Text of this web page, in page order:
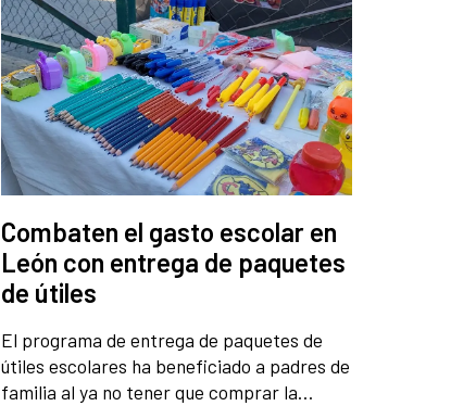
Combaten el gasto escolar en
León con entrega de paquetes
de útiles
El programa de entrega de paquetes de
útiles escolares ha beneficiado a padres de
familia al ya no tener que comprar la…